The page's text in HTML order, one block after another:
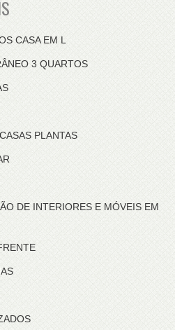
CASA EM L
3 QUARTOS
PLANTAS
DE INTERIORES E MÓVEIS EM